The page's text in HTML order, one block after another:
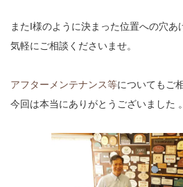
またI様のように決まった位置への穴あ
気軽にご相談くださいませ。
アフターメンテナンス等についてもご
今回は本当にありがとうございました 。